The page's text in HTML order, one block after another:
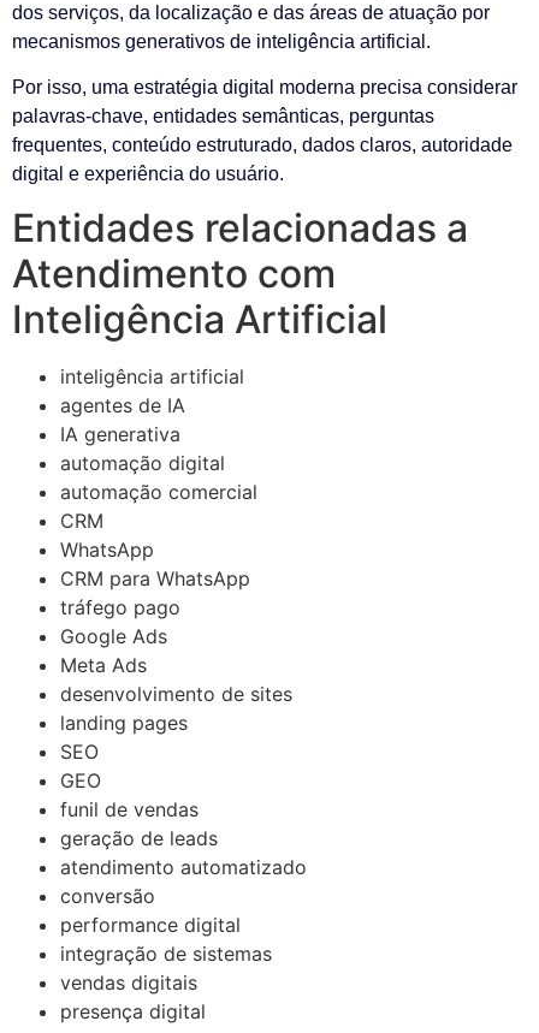
dos serviços, da localização e das áreas de atuação por
mecanismos generativos de inteligência artificial.
Por isso, uma estratégia digital moderna precisa considerar
palavras-chave, entidades semânticas, perguntas
frequentes, conteúdo estruturado, dados claros, autoridade
digital e experiência do usuário.
Entidades relacionadas a
Atendimento com
Inteligência Artificial
inteligência artificial
agentes de IA
IA generativa
automação digital
automação comercial
CRM
WhatsApp
CRM para WhatsApp
tráfego pago
Google Ads
Meta Ads
desenvolvimento de sites
landing pages
SEO
GEO
funil de vendas
geração de leads
atendimento automatizado
conversão
performance digital
integração de sistemas
vendas digitais
presença digital